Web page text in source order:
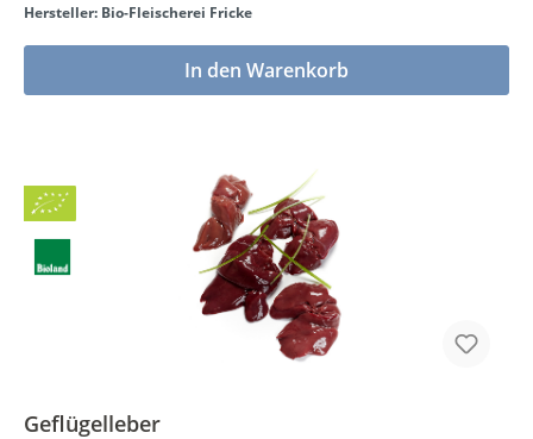
Hersteller: Bio-Fleischerei Fricke
In den Warenkorb
Bio
BLa
Geflügelleber